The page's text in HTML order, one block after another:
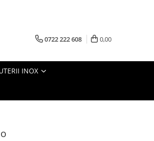
0722 222 608 0,00
INOX